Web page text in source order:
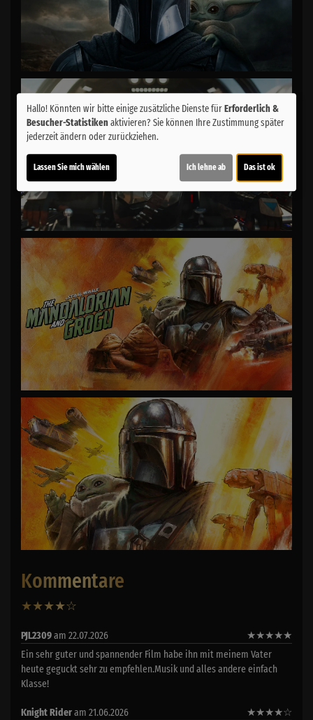
Kommentare
★★★★☆
PJL2309am 22.07.2026 ★★★★★
Ein sehr guter und spannender Film habe ihn mit meinem Vater
heute geguckt sehr zu empfehlen.Musik und alles andere einfach
Klasse!
Knight Rideram 21.06.2026 ★★★★☆
Hallo! Könnten wir bitte einige zusätzliche Dienste fürErforderlich &
Besucher-Statistikenaktivieren? Sie können Ihre Zustimmung später
jederzeit ändern oder zurückziehen.
Lassen Sie mich wählen Ich lehne ab Das ist ok